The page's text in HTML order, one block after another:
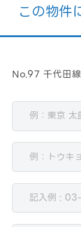
この物件
No.97 千代田